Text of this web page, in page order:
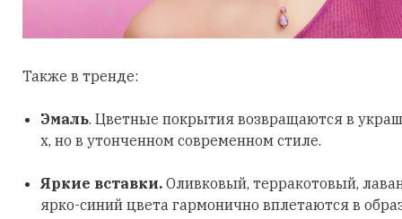
Также в тренде:
Эмаль. Цветные покрытия возвращаются в
х, но в утонченном современном стиле.
Яркие вставки. Оливковый, терракотовый,
ярко-синий цвета гармонично вплетаются в